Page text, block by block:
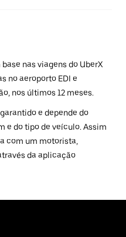
nas viagens do UberX
no aeroporto EDI e
nos últimos 12 meses.
e depende do
e do tipo de veículo. Assim
com um motorista,
da aplicação